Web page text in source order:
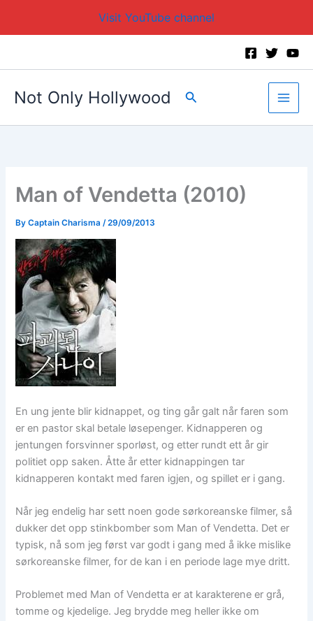
Visit YouTube channel
Not Only Hollywood Search
Man of Vendetta (2010)
ByCaptain Charisma /29/09/2013
En ung jente blir kidnappet, og ting går galt når faren som
er en pastor skal betale løsepenger. Kidnapperen og
jentungen forsvinner sporløst, og etter rundt ett år gir
politiet opp saken. Åtte år etter kidnappingen tar
kidnapperen kontakt med faren igjen, og spillet er i gang.
Når jeg endelig har sett noen gode sørkoreanske filmer, så
dukker det opp stinkbomber som Man of Vendetta. Det er
typisk, nå som jeg først var godt i gang med å ikke mislike
sørkoreanske filmer, for de kan i en periode lage mye dritt.
Problemet med Man of Vendetta er at karakterene er grå,
tomme og kjedelige. Jeg brydde meg heller ikke om